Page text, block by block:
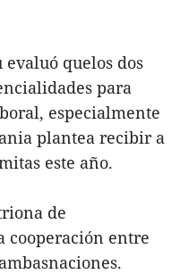
evaluó quelos dos
para
especialmente
plantea recibir a
este año.
de
cooperación entre